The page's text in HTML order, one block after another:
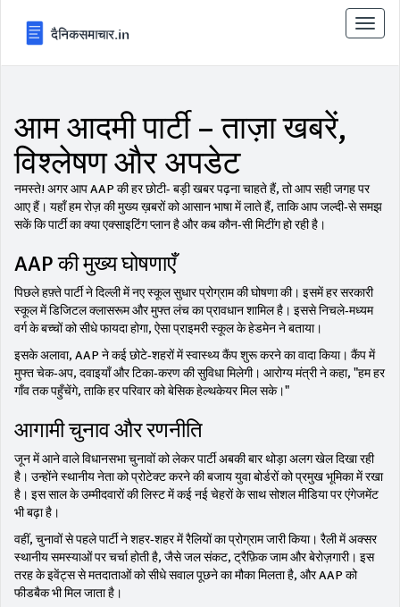
टॉगल
से
आम आदमी पार्टी – ताज़ा खबरें,
विश्लेषण और अपडेट
नमस्ते! अगर आप AAP की हर छोटी- बड़ी खबर पढ़ना चाहते हैं, तो आप सही जगह पर
आए हैं। यहाँ हम रोज़ की मुख्य ख़बरों को आसान भाषा में लाते हैं, ताकि आप जल्दी‑से समझ
सकें कि पार्टी का क्या एक्साइटिंग प्लान है और कब कौन‑सी मिटींग हो रही है।
AAP की मुख्य घोषणाएँ
पिछले हफ़्ते पार्टी ने दिल्ली में नए स्कूल सुधार प्रोग्राम की घोषणा की। इसमें हर सरकारी
स्कूल में डिजिटल क्लासरूम और मुफ्त लंच का प्रावधान शामिल है। इससे निचले‑मध्यम
वर्ग के बच्चों को सीधे फायदा होगा, ऐसा प्राइमरी स्कूल के हेडमेन ने बताया।
इसके अलावा, AAP ने कई छोटे‑शहरों में स्वास्थ्य कैंप शुरू करने का वादा किया। कैंप में
मुफ्त चेक‑अप, दवाइयाँ और टिका‑करण की सुविधा मिलेगी। आरोग्य मंत्री ने कहा, "हम हर
गाँव तक पहुँचेंगे, ताकि हर परिवार को बेसिक हेल्थकेयर मिल सके।"
आगामी चुनाव और रणनीति
जून में आने वाले विधानसभा चुनावों को लेकर पार्टी अबकी बार थोड़ा अलग खेल दिखा रही
है। उन्होंने स्थानीय नेता को प्रोटेक्ट करने की बजाय युवा बोर्डरों को प्रमुख भूमिका में रखा
है। इस साल के उम्मीदवारों की लिस्ट में कई नई चेहरों के साथ सोशल मीडिया पर एंगेजमेंट
भी बढ़ा है।
वहीं, चुनावों से पहले पार्टी ने शहर‑शहर में रैलियों का प्रोग्राम जारी किया। रैली में अक्सर
स्थानीय समस्याओं पर चर्चा होती है, जैसे जल संकट, ट्रैफ़िक जाम और बेरोज़गारी। इस
तरह के इवेंट्स से मतदाताओं को सीधे सवाल पूछने का मौका मिलता है, और AAP को
फीडबैक भी मिल जाता है।